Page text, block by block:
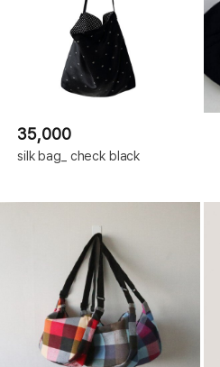
35,000
silk bag_ check black